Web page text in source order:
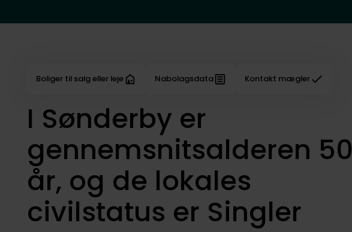
Boliger til salg eller leje Nabolagsdata Kontakt mægler
I Sønderby er
gennemsnitsalderen 50
år, og de lokales
civilstatus er Singler